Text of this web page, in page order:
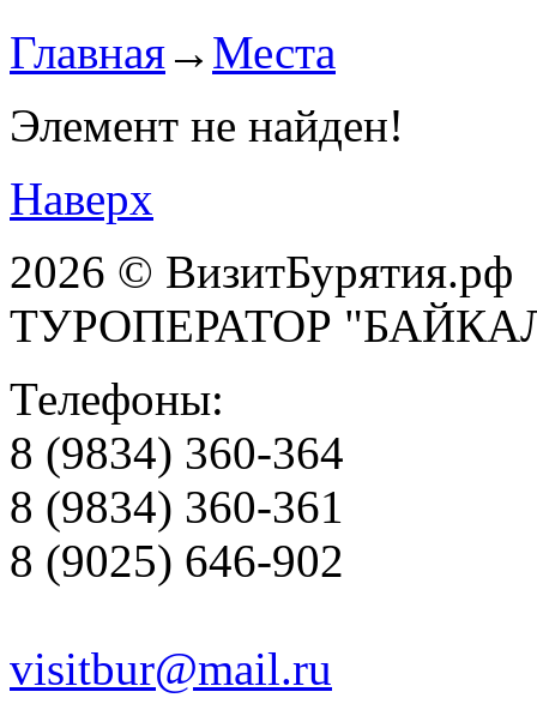
Главная→ Места
Элемент не найден!
Наверх
2026 © ВизитБурятия.рф
ТУРОПЕРАТОР
Телефоны:
8 (9834) 360-364
8 (9834) 360-361
8 (9025) 646-902
visitbur@mail.ru